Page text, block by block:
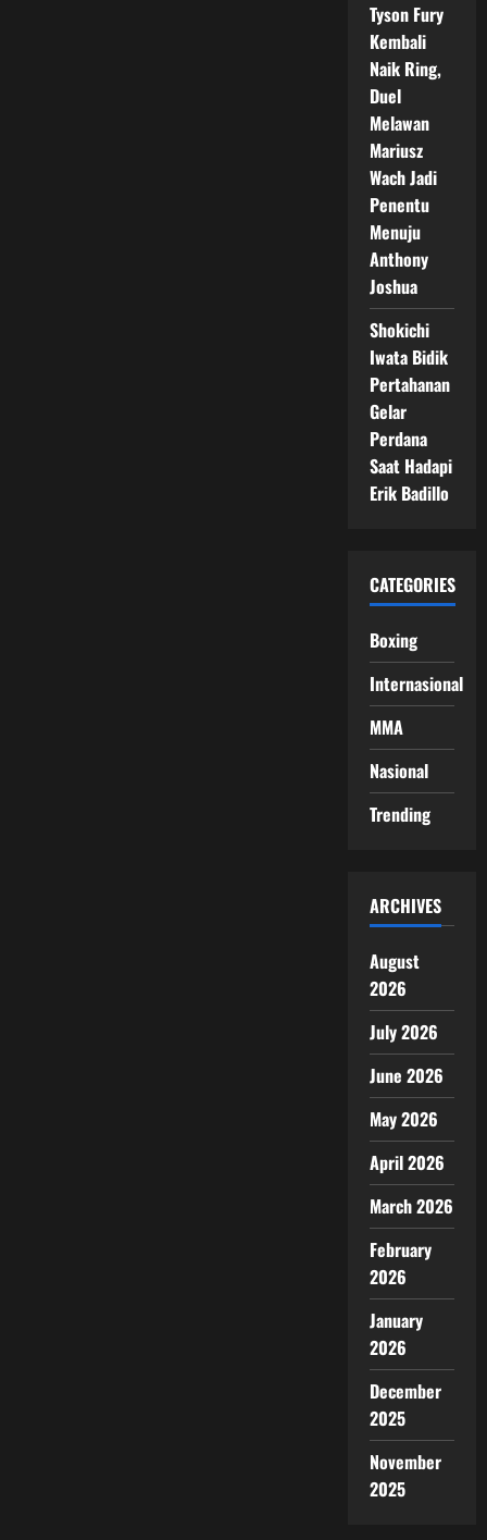
Tyson Fury
Kembali
Naik Ring,
Duel
Melawan
Mariusz
Wach Jadi
Penentu
Menuju
Anthony
Joshua
Shokichi
Iwata Bidik
Pertahanan
Gelar
Perdana
Saat Hadapi
Erik Badillo
CATEGORIES
Boxing
Internasional
MMA
Nasional
Trending
ARCHIVES
August
2026
July 2026
June 2026
May 2026
April 2026
March 2026
February
2026
January
2026
December
2025
November
2025